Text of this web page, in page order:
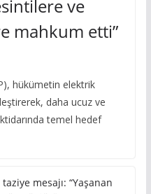
ve
mahkum etti”
hükümetin elektrik
daha ucuz ve
temel hedef
mesajı: “Yaşanan